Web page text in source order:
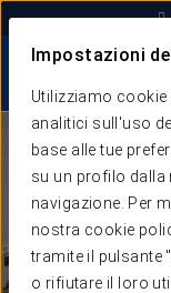
Impostazioni
Utilizziamo cookie
analitici sull'uso
base alle tue
su un profilo dalla
navigazione. Per
nostra cookie
tramite il pulsante
o rifiutare il loro